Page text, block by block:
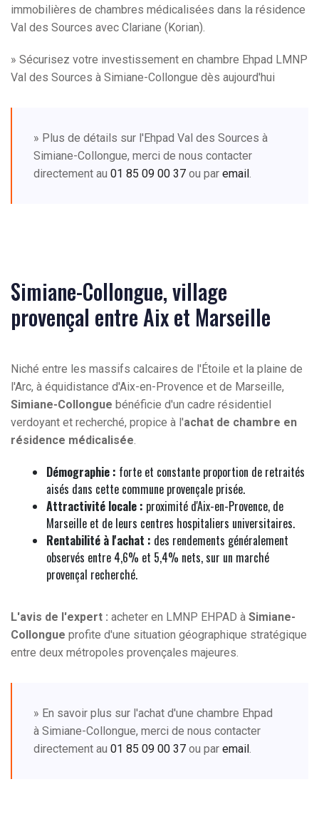
immobilières de chambres médicalisées dans la résidence
Val des Sources avec Clariane (Korian).
» Sécurisez votre investissement en chambre Ehpad LMNP
Val des Sources à Simiane-Collongue dès aujourd'hui
» Plus de détails sur l'Ehpad Val des Sources à
Simiane-Collongue, merci de nous contacter
directement au 01 85 09 00 37 ou par email .
Simiane-Collongue, village
provençal entre Aix et Marseille
Niché entre les massifs calcaires de l'Étoile et la plaine de
l'Arc, à équidistance d'Aix-en-Provence et de Marseille,
Simiane-Collongue bénéficie d'un cadre résidentiel
verdoyant et recherché, propice à l'achat de chambre en
résidence médicalisée.
Démographie : forte et constante proportion de retraités
aisés dans cette commune provençale prisée.
Attractivité locale : proximité d'Aix-en-Provence, de
Marseille et de leurs centres hospitaliers universitaires.
Rentabilité à l'achat : des rendements généralement
observés entre 4,6% et 5,4% nets, sur un marché
provençal recherché.
L'avis de l'expert : acheter en LMNP EHPAD à Simiane-
Collongue profite d'une situation géographique stratégique
entre deux métropoles provençales majeures.
» En savoir plus sur l'achat d'une chambre Ehpad
à Simiane-Collongue, merci de nous contacter
directement au 01 85 09 00 37 ou par email .